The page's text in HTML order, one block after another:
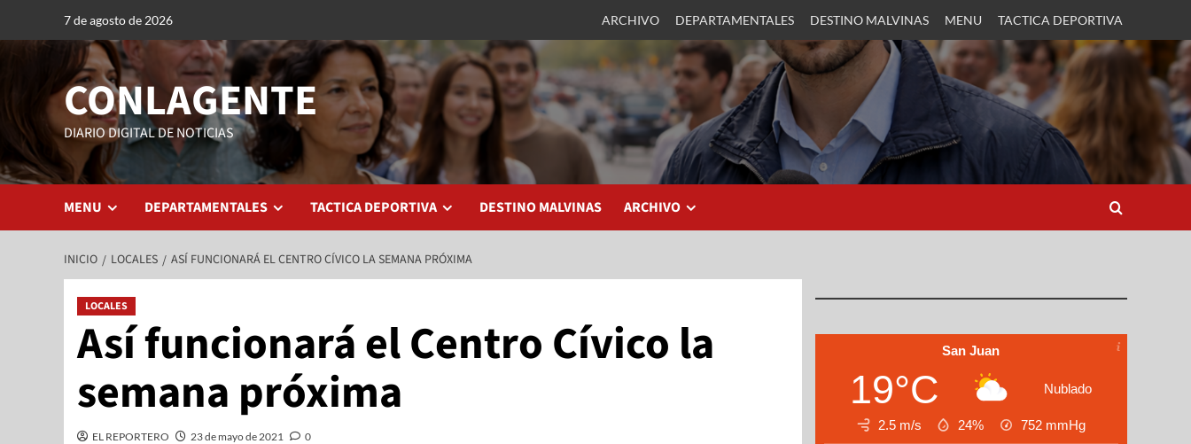
7 de agosto de 2026 ARCHIVO DEPARTAMENTALES DESTINO MALVINAS MENU TACTICA DEPORTIVA
CONLAGENTE
DIARIO DIGITAL DE NOTICIAS
MENU DEPARTAMENTALES TACTICA DEPORTIVA DESTINO MALVINAS ARCHIVO
INICIO LOCALES ASÍ FUNCIONARÁ EL CENTRO CÍVICO LA SEMANA PRÓXIMA
LOCALES
Así funcionará el Centro Cívico la
semana próxima
EL REPORTERO 23 de mayo de 2021 0
San Juan
19°C Nublado
2.5 m/s 24% 752 mmHg